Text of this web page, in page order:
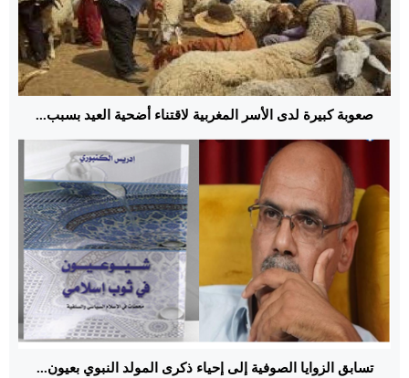
صعوبة كبيرة لدى الأسر المغربية لاقتناء أضحية العيد بسبب...
تسابق الزوايا الصوفية إلى إحياء ذكرى المولد النبوي بعيون...